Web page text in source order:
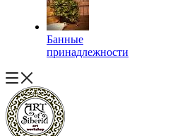
Банные
принадлежности